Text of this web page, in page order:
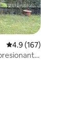
Calificación
4.9 (167)